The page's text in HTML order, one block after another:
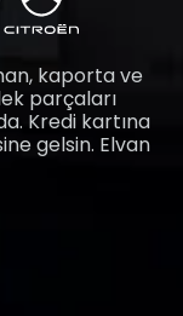
kaporta ve
parçaları
Kredi kartına
gelsin. Elvan